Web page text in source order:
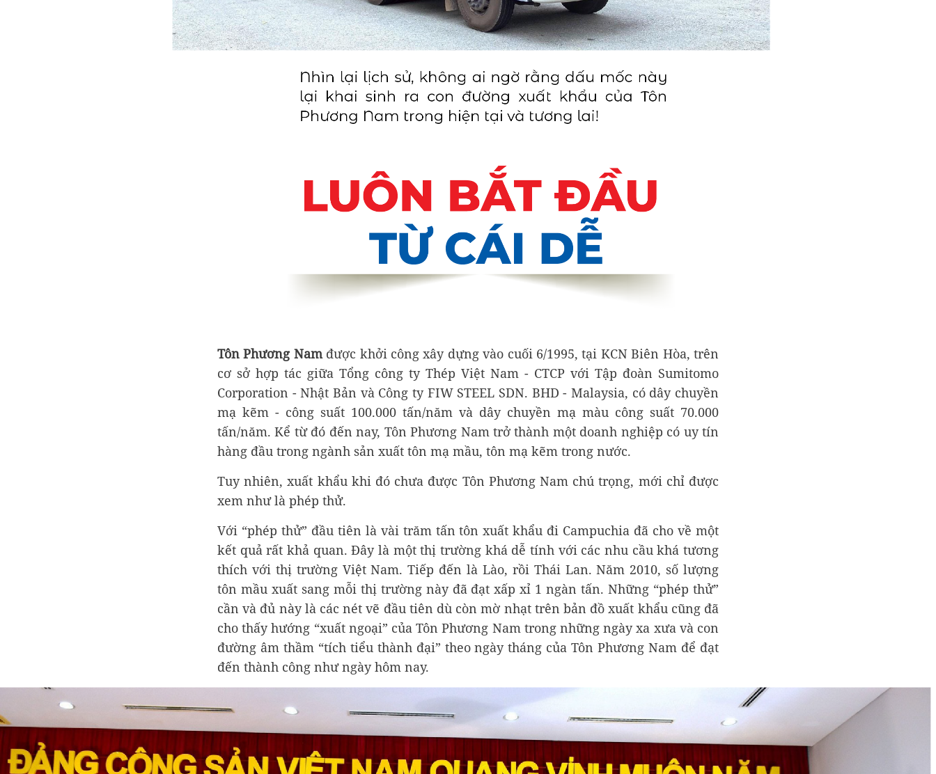
Tôn Phương Nam được khởi công xây dựng vào cuối 6/1995, tại KCN Biên Hòa, trên
cơ sở hợp tác giữa Tổng công ty Thép Việt Nam - CTCP với Tập đoàn Sumitomo
Corporation - Nhật Bản và Công ty FIW STEEL SDN. BHD - Malaysia, có dây chuyền
mạ kẽm - công suất 100.000 tấn/năm và dây chuyền mạ màu công suất 70.000
tấn/năm. Kể từ đó đến nay, Tôn Phương Nam trở thành một doanh nghiệp có uy tín
hàng đầu trong ngành sản xuất tôn mạ mầu, tôn mạ kẽm trong nước.
Tuy nhiên, xuất khẩu khi đó chưa được Tôn Phương Nam chú trọng, mới chỉ được
xem như là phép thử.
Với “phép thử” đầu tiên là vài trăm tấn tôn xuất khẩu đi Campuchia đã cho về một
kết quả rất khả quan. Đây là một thị trường khá dễ tính với các nhu cầu khá tương
thích với thị trường Việt Nam. Tiếp đến là Lào, rồi Thái Lan. Năm 2010, số lượng
tôn mầu xuất sang mỗi thị trường này đã đạt xấp xỉ 1 ngàn tấn. Những “phép thử”
cần và đủ này là các nét vẽ đầu tiên dù còn mờ nhạt trên bản đồ xuất khẩu cũng đã
cho thấy hướng “xuất ngoại” của Tôn Phương Nam trong những ngày xa xưa và con
đường âm thầm “tích tiểu thành đại” theo ngày tháng của Tôn Phương Nam để đạt
đến thành công như ngày hôm nay.